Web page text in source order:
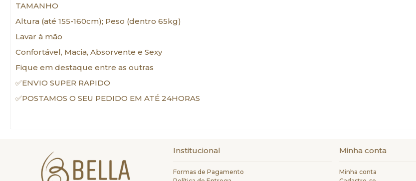
TAMANHO
Altura (até 155-160cm); Peso (dentro 65kg)
Lavar à mão
Confortável, Macia, Absorvente e Sexy
Fique em destaque entre as outras
✅ENVIO SUPER RAPIDO
✅POSTAMOS O SEU PEDIDO EM ATÉ 24HORAS
Institucional
Formas de Pagamento
Minha conta
Minha conta